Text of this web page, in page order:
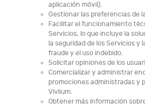
aplicación móvil).
Gestionar las preferencias de
Facilitar el funcionamiento
Servicios, lo que incluye la
la seguridad de los Servicios y
fraude y el uso indebido.
Solicitar opiniones de los
Comercializar y administrar
promociones administradas y
Vivlium.
Obtener más información